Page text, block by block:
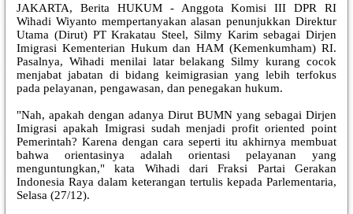
JAKARTA, Berita HUKUM - Anggota Komisi III DPR RI
Wihadi Wiyanto mempertanyakan alasan penunjukkan Direktur
Utama (Dirut) PT Krakatau Steel, Silmy Karim sebagai Dirjen
Imigrasi Kementerian Hukum dan HAM (Kemenkumham) RI.
Pasalnya, Wihadi menilai latar belakang Silmy kurang cocok
menjabat jabatan di bidang keimigrasian yang lebih terfokus
pada pelayanan, pengawasan, dan penegakan hukum.
"Nah, apakah dengan adanya Dirut BUMN yang sebagai Dirjen
Imigrasi apakah Imigrasi sudah menjadi profit oriented point
Pemerintah? Karena dengan cara seperti itu akhirnya membuat
bahwa orientasinya adalah orientasi pelayanan yang
menguntungkan," kata Wihadi dari Fraksi Partai Gerakan
Indonesia Raya dalam keterangan tertulis kepada Parlementaria,
Selasa (27/12).